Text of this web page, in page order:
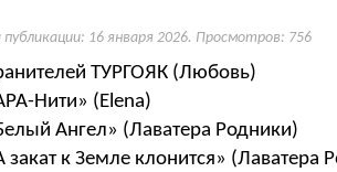
16 января 2026. Просмотров: 756
ТУРГОЯК (Любовь)
Нити» (Elena)
Ангел» (Лаватера Родники)
к Земле клонится» (Лаватера